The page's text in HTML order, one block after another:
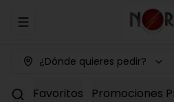
Abrir menu de navegación
¿Dónde quieres pedir?
Favoritos Promociones